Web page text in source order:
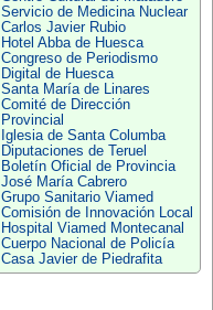
Servicio de Medicina Nuclear
Carlos Javier Rubio
Hotel Abba de Huesca
Congreso de Periodismo
Digital de Huesca
Santa María de Linares
Comité de Dirección
Provincial
Iglesia de Santa Columba
Diputaciones de Teruel
Boletín Oficial de Provincia
José María Cabrero
Grupo Sanitario Viamed
Comisión de Innovación Local
Hospital Viamed Montecanal
Cuerpo Nacional de Policía
Casa Javier de Piedrafita